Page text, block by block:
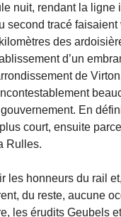
nuit, rendant la
second tracé
des
d’un
de
En
court, ensuite
Rulles.
les honneurs du rail
du reste, aucune
les érudits Geubels